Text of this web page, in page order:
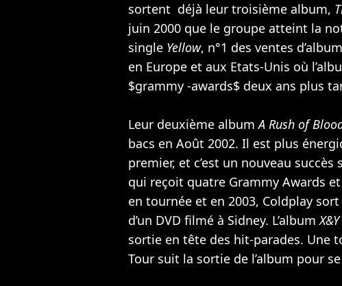
sortent déjà leur troisième album,
juin 2000 que le groupe atteint la
single Yellow, n°1 des ventes
en Europe et aux Etats-Unis où
$grammy -awards$ deux ans plus
Leur deuxième albumA Rush of
bacs en Août 2002. Il est plus
premier, et c’est un nouveau
qui reçoit quatre Grammy Awards
en tournée et en 2003, Coldplay
d’un DVD filmé à Sidney. L’album X&Y
sortie en tête des hit-parades. Une
Tour suit la sortie de l’album pour